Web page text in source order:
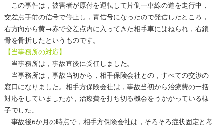
この事件は，被害者が原付を運転して片側一車線の道を走行中，
交差点手前の信号で停止し，青信号になったので発信したところ，
右方向から黄→赤で交差点内に入ってきた相手車にはねられ，右鎖
骨を骨折したというものです。
【当事務所の対応】
当事務所は，事故直後に受任しました。
当事務所は，事故当初から，相手保険会社との，すべての交渉の
窓口になりました。相手方保険会社は，事故当初から治療費の一括
対応をしていましたが，治療費を打ち切る機会をうかがっている様
子でした。
事故後6か月の時点で，相手方保険会社は，そろそろ症状固定と考